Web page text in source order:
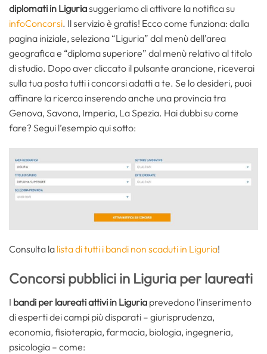
diplomati in Liguriasuggeriamo di attivare la notifica su
infoConcorsi. Il servizio è gratis! Ecco come funziona: dalla
pagina iniziale, seleziona “Liguria” dal menù dell’area
geografica e “diploma superiore” dal menù relativo al titolo
di studio. Dopo aver cliccato il pulsante arancione, riceverai
sulla tua posta tutti i concorsi adatti a te. Se lo desideri, puoi
affinare la ricerca inserendo anche una provincia tra
Genova, Savona, Imperia, La Spezia. Hai dubbi su come
fare? Segui l’esempio qui sotto:
Consulta la lista di tutti i bandi non scaduti in Liguria!
Concorsi pubblici in Liguria per laureati
I bandi per laureati attivi in Liguria prevedono l’inserimento
di esperti dei campi più disparati – giurisprudenza,
economia, fisioterapia, farmacia, biologia, ingegneria,
psicologia – come: